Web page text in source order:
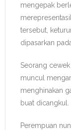
mengepak
tersebut,
dipasarkan
Seorang
muncul
menghinakan
buat dicangkul.
Perempuan